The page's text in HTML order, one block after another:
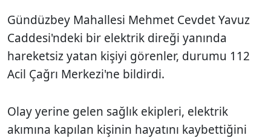
Gündüzbey Mahallesi Mehmet Cevdet Yavuz
Caddesi'ndeki bir elektrik direği yanında
hareketsiz yatan kişiyi görenler, durumu 112
Acil Çağrı Merkezi'ne bildirdi.
Olay yerine gelen sağlık ekipleri, elektrik
akımına kapılan kişinin hayatını kaybettiğini